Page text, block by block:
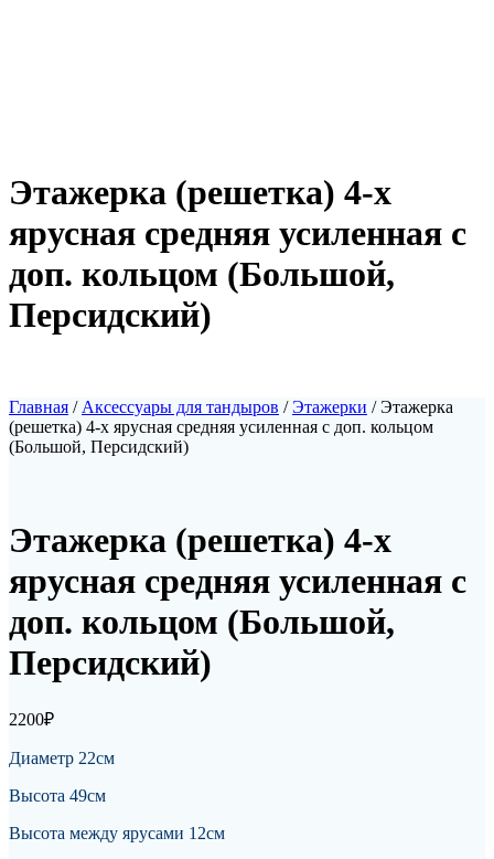
Этажерка (решетка) 4-х
ярусная средняя усиленная с
доп. кольцом (Большой,
Персидский)
Главная / Аксессуары для тандыров /Этажерки / Этажерка
(решетка) 4-х ярусная средняя усиленная с доп. кольцом
(Большой, Персидский)
Этажерка (решетка) 4-х
ярусная средняя усиленная с
доп. кольцом (Большой,
Персидский)
2200₽
Диаметр 22см
Высота 49см
Высота между ярусами 12см